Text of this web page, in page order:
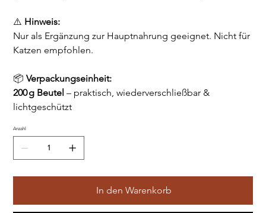
⚠️ Hinweis:
Nur als Ergänzung zur Hauptnahrung geeignet. Nicht für
Katzen empfohlen.
📦Verpackungseinheit:
200 g Beutel – praktisch, wiederverschließbar &
lichtgeschützt
Anzahl
In den Warenkorb